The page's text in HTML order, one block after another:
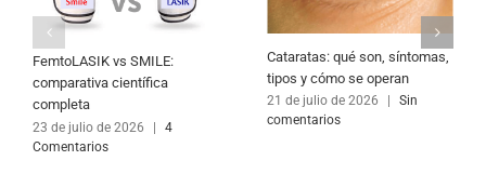
FemtoLASIK vs SMILE:
comparativa científica
completa
23 de julio de 2026
4
Comentarios
Cataratas: qué son, síntomas,
tipos y cómo se operan
21 de julio de 2026
Sin
comentarios